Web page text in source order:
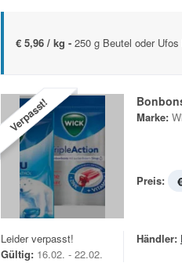
€ 5,96 / kg - 250 g Beutel oder
Verpasst! Marke:
Preis:
Leider verpasst!
Gültig: 16.02. - 22.02.
Händler: